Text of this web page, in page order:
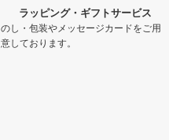
ラッピング・ギフトサービス
のし・包装やメッセージカードをご用
意しております。